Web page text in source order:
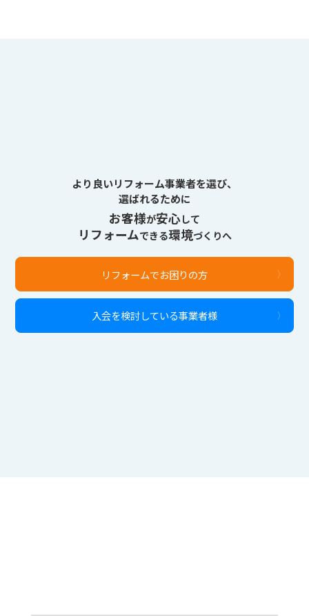
より良いリフォーム事業者を選び、
選ばれるために
お客様が安心して
リフォームできる環境づくりへ
リフォームでお困りの方
入会を検討している事業者様